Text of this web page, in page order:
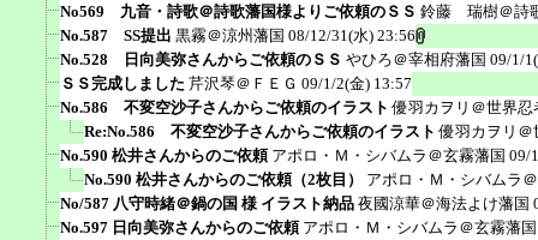
No569 九音・詩歌＠詩歌藩国様よりご依頼のＳＳ 鈴藤 瑞樹＠詩
No.587 SS提出 黒霧＠涼州藩国 08/12/31(水) 23:56
No.528 日向美弥さんからご依頼のＳＳ やひろ＠宰相府藩国 09/1/
ＳＳ完成しました 芹沢琴＠ＦＥＧ 09/1/2(金) 13:57
No.586 不変空沙子さんからご依頼のイラスト 優羽カヲリ＠世界忍
Re:No.586 不変空沙子さんからご依頼のイラスト 優羽カヲリ＠
No.590 松井さんからのご依頼 アポロ・Ｍ・シバムラ＠玄霧藩国 09/
No.590 松井さんからのご依頼（2枚目）
アポロ・Ｍ・シバムラ
No/587 八守時緒＠鍋の国 様 イラスト納品 夜國涼華＠海法よけ藩国
No.597 日向美弥さんからのご依頼 アポロ・Ｍ・シバムラ＠玄霧藩国